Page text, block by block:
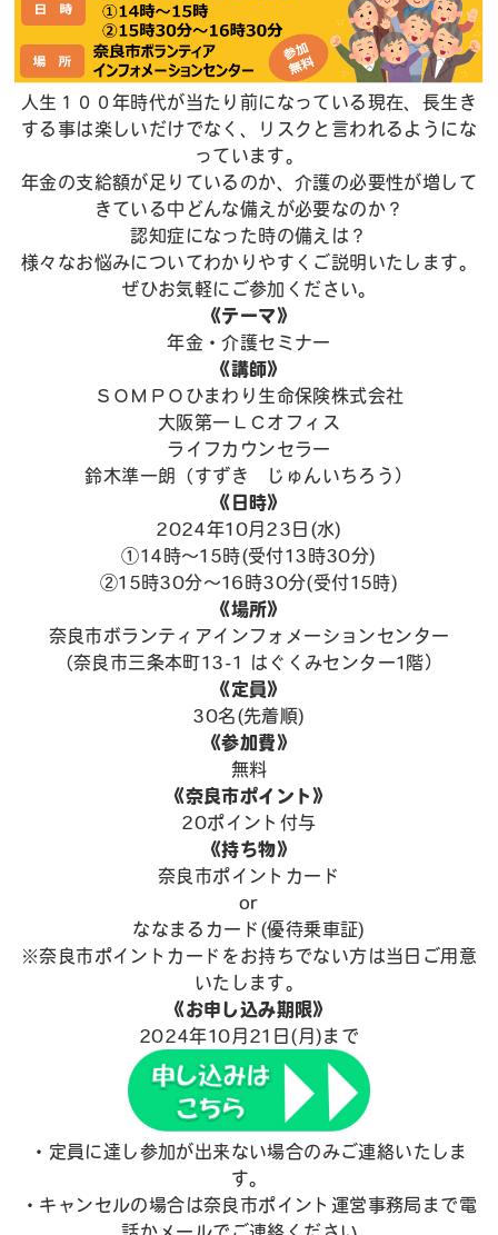
人生１００年時代が当たり前になっている現在、長生き
する事は楽しいだけでなく、リスクと言われるようにな
っています。
年金の支給額が足りているのか、介護の必要性が増して
きている中どんな備えが必要なのか？
認知症になった時の備えは？
様々なお悩みについてわかりやすくご説明いたします。
ぜひお気軽にご参加ください。
《テーマ》
年金・介護セミナー
《講師》
ＳＯＭＰＯひまわり生命保険株式会社
大阪第一ＬＣオフィス
ライフカウンセラー
鈴木準一朗（すずき じゅんいちろう）
《日時》
2024年10月23日(水)
①14時～15時(受付13時30分)
②15時30分～16時30分(受付15時)
《場所》
奈良市ボランティアインフォメーションセンター
（奈良市三条本町13-1 はぐくみセンター1階）
《定員》
30名(先着順)
《参加費》
無料
《奈良市ポイント》
20ポイント付与
《持ち物》
奈良市ポイントカード
or
ななまるカード(優待乗車証)
※奈良市ポイントカードをお持ちでない方は当日ご用意
いたします。
《お申し込み期限》
2024年10月21日(月)まで
・定員に達し参加が出来ない場合のみご連絡いたしま
す。
・キャンセルの場合は奈良市ポイント運営事務局まで電